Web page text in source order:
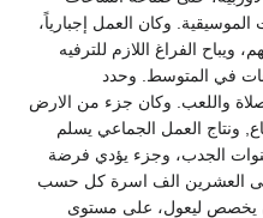
الموسيقية. وكان العمل إجبارياً،
ويباح الفراغ اللازم للترفيه
في المتوسط. وحدد
واللعب. وكان جزء من الارض
ونتاج العمل الجماعي يسلم
الجدب، وجزء يؤدي فرضة
العشرين الف اسرة كل حسب
يخصص ليعول، على مستوى